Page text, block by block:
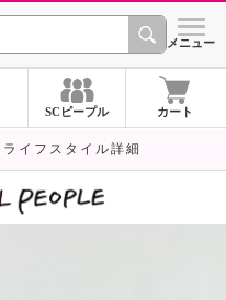
シメニュー
SCピープル カート
イフスタイル詳細